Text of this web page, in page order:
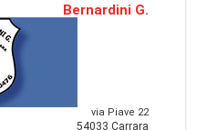
Bernardini G.
via Piave 22
54033 Carrara